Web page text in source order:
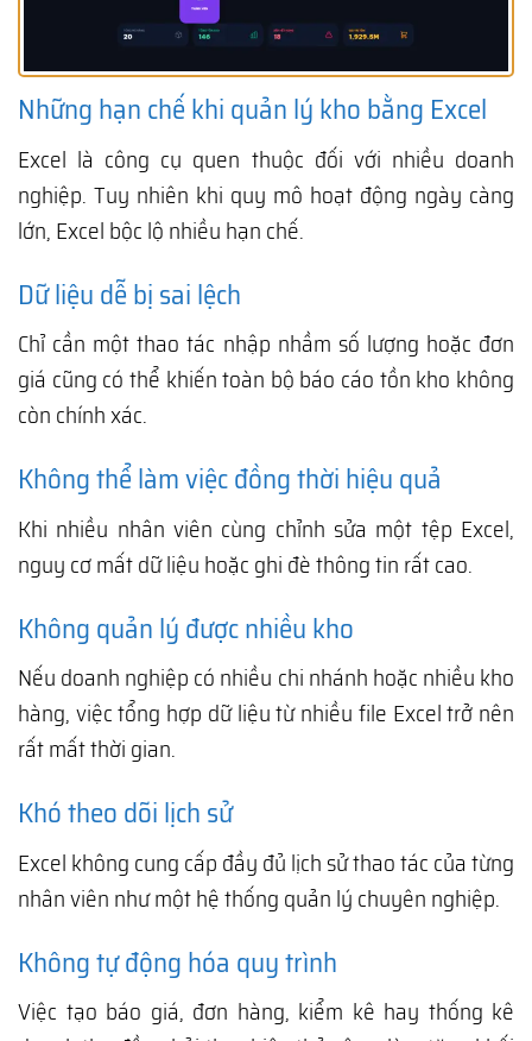
Những hạn chế khi quản lý kho bằng Excel
Excel là công cụ quen thuộc đối với nhiều doanh
nghiệp. Tuy nhiên khi quy mô hoạt động ngày càng
lớn, Excel bộc lộ nhiều hạn chế.
Dữ liệu dễ bị sai lệch
Chỉ cần một thao tác nhập nhầm số lượng hoặc đơn
giá cũng có thể khiến toàn bộ báo cáo tồn kho không
còn chính xác.
Không thể làm việc đồng thời hiệu quả
Khi nhiều nhân viên cùng chỉnh sửa một tệp Excel,
nguy cơ mất dữ liệu hoặc ghi đè thông tin rất cao.
Không quản lý được nhiều kho
Nếu doanh nghiệp có nhiều chi nhánh hoặc nhiều kho
hàng, việc tổng hợp dữ liệu từ nhiều file Excel trở nên
rất mất thời gian.
Khó theo dõi lịch sử
Excel không cung cấp đầy đủ lịch sử thao tác của từng
nhân viên như một hệ thống quản lý chuyên nghiệp.
Không tự động hóa quy trình
Việc tạo báo giá, đơn hàng, kiểm kê hay thống kê